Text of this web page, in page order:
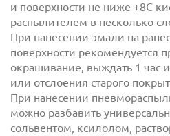
и поверхности не ниже +8С
распылителем в несколько
При нанесении эмали на
поверхности рекомендуется
окрашивание, выждать 1 час
или отслоения старого
При нанесении
можно разбавить
сольвентом, ксилолом,